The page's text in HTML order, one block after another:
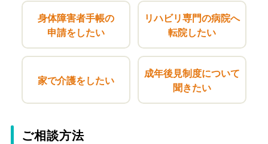
身体障害者手帳の
申請をしたい
リハビリ専門の病院へ
転院したい
家で介護をしたい
成年後見制度について
聞きたい
ご相談方法